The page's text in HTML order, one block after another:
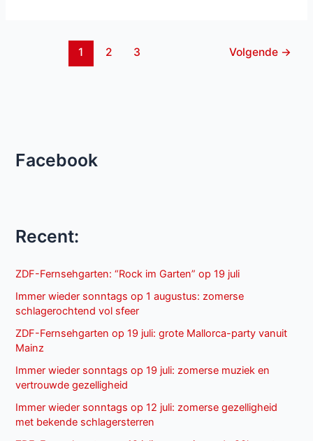
1 2 3 Volgende →
Facebook
Recent:
ZDF-Fernsehgarten: “Rock im Garten” op 19 juli
Immer wieder sonntags op 1 augustus: zomerse
schlagerochtend vol sfeer
ZDF-Fernsehgarten op 19 juli: grote Mallorca-party vanuit
Mainz
Immer wieder sonntags op 19 juli: zomerse muziek en
vertrouwde gezelligheid
Immer wieder sonntags op 12 juli: zomerse gezelligheid
met bekende schlagersterren